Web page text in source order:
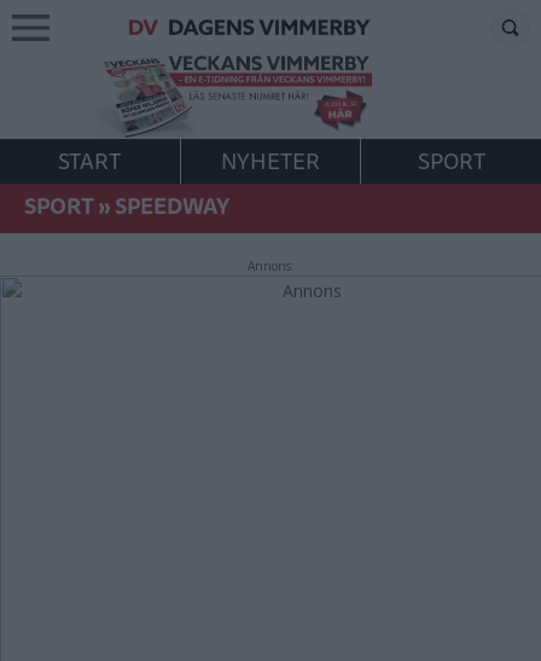
START NYHETER
SPORT
SPORT»SPEEDWAY
Annons: